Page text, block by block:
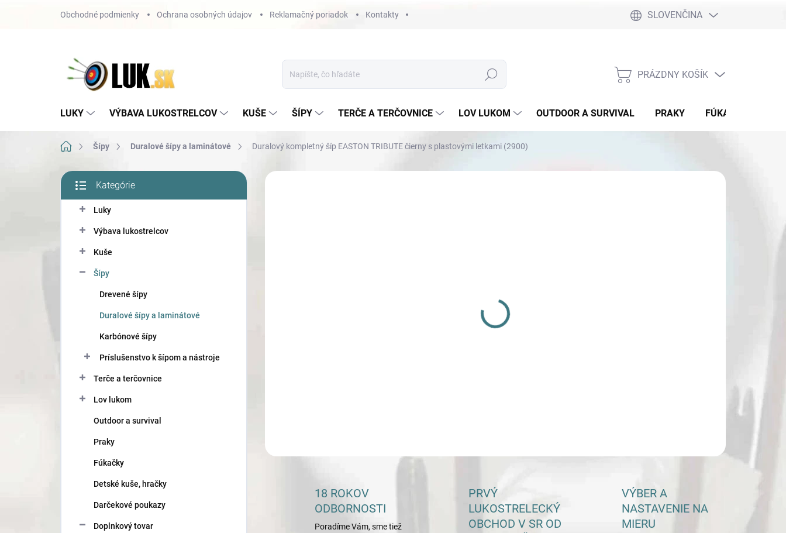
Obchodné podmienky Ochrana osobných údajov Reklamačný poriadok Kontakty SLOVENČINA
Hľadať
NÁKUPNÝ
PRÁZDNY KOŠÍK
LUKY VÝBAVA LUKOSTRELCOV KUŠE ŠÍPY TERČE A TERČOVNICE LOV LUKOM OUTDOOR A SURVIVAL PRAKY FÚKAČKY
DomovŠípy Duralové šípy a laminátové Duralový kompletný šíp EASTON TRIBUTE čierny s plastovými letkami (2900)
B
č
kategórie
Kategórie
Luky
Výbava lukostrelcov
Kuše
Šípy
Drevené šípy
Duralové šípy a laminátové
Karbónové šípy
Príslušenstvo k šípom a nástroje
Terče a terčovnice
Lov lukom
Outdoor a survival
Praky
Fúkačky
Detské kuše, hračky
Darčekové poukazy
Doplnkový tovar
DETAILNÉ INFORMÁCIE
18 ROKOV
ODBORNOSTI
Poradíme Vám, sme tiež
PRVÝ
LUKOSTRELECKÝ
OBCHOD V SR OD
VÝBER A
NASTAVENIE NA
MIERU